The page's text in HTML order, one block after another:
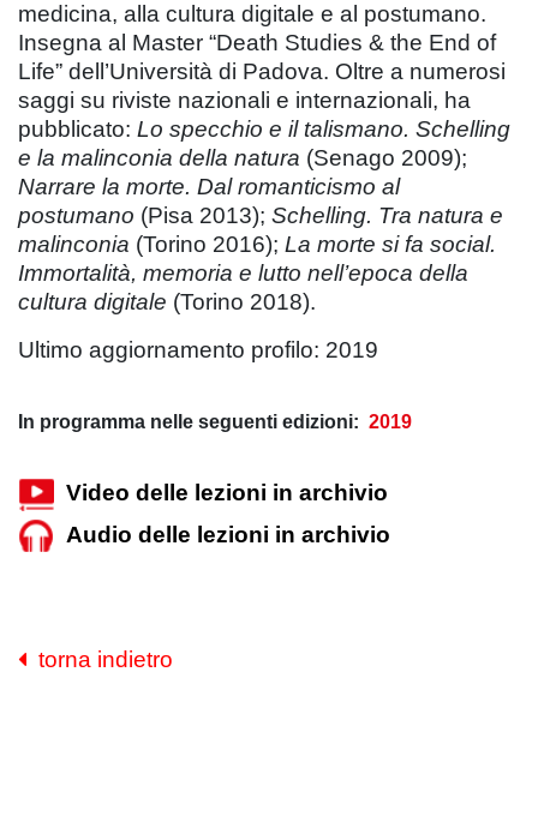
medicina, alla cultura digitale e al postumano.
Insegna al Master “Death Studies & the End of
Life” dell’Università di Padova. Oltre a numerosi
saggi su riviste nazionali e internazionali, ha
pubblicato: Lo specchio e il talismano. Schelling
e la malinconia della natura (Senago 2009);
Narrare la morte. Dal romanticismo al
postumano (Pisa 2013); Schelling. Tra natura e
malinconia (Torino 2016); La morte si fa social.
Immortalità, memoria e lutto nell’epoca della
cultura digitale (Torino 2018).
Ultimo aggiornamento profilo: 2019
In programma nelle seguenti edizioni: 2019
Video delle lezioni in archivio
Audio delle lezioni in archivio
torna indietro